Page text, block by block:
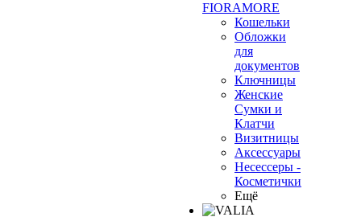
FIORAMORE
Кошельки
Обложки
для
документов
Ключницы
Женские
Сумки и
Клатчи
Визитницы
Аксессуары
Несессеры -
Косметички
Ещё